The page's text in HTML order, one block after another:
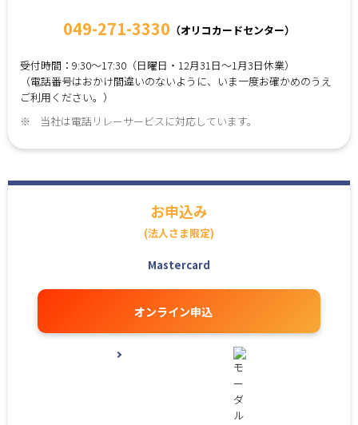
049-271-3330 （オリコカードセンター）
受付時間：9:30～17:30（日曜日・12月31日～1月3日休業）
（電話番号はおかけ間違いのないように、いま一度お確かめのうえ
ご利用ください。）
※
当社は電話リレーサービスに対応しています。
お申込み
(法人さま限定)
Mastercard
オンライン申込